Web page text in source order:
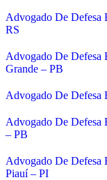
Advogado De Defesa
RS
Advogado De Defesa
Grande – PB
Advogado De Defesa
Advogado De Defesa
– PB
Advogado De Defesa
Piauí – PI